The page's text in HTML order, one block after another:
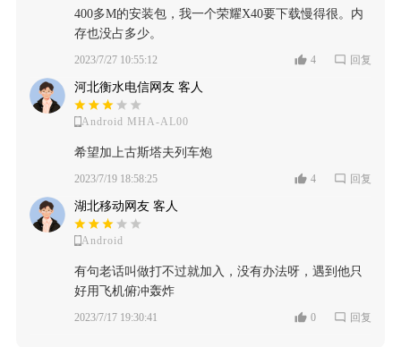
——】⭐️⭐️⭐️ ①·综上所述：要是热爱军迷类手游的玩
家我还是非常推荐游玩的，会给这类玩家带来在其他
军事类型得手游中无法感受到的魅力！要不是军迷类
玩家，我只推荐先试玩一下，在做打算，游戏的整体
优化并没有多高，而且还是那种做的比较low的类型，
再加上“杂七杂八”的问题也不少，最主要的一点就是
趣，但不是军迷类玩家就会对这款游戏感到非常的“枯
燥”与“乏味”，再加上这款游戏的体量并不大，受众面
也不是那种非常广的类型，所以啊，“显而易见”，
《装甲纷争》手游的结局只有“不温不火”这一选项！
单，但也不要忘记了我们自己的血条限制。当然作为
男孩子嘛，我最看重的自然还是坦克方面的多人战
型过于单一，而如今在来体验一下这款军事题材的游
戏，才知道更为专业的坦克大战究竟是什么样子，而
坦克的攻击方式是和很多fps类型抢战游戏有很多的不
同的，首先是一个校准目标的设定，这个就需要玩家
有击中敌人，那么这个空白期就有得玩家受的了。 不
过说了那么多，其实一些还是有比较明显的特点，那
就是操作优化程度上，这个是一个最大的问题，虽然
玩法以及攻击方式以及题材算得上手游目前比较少有
的设计，是游戏在手游市场中占有的最大优势，但是
操作方式不同的问题导致的优化缺陷，这方面在后续
想要的，如果游戏能多从这方面去思考一下还原真实
战役，那么游戏的可玩性就会高很多，甚至是加入战
役的剧情，我觉得如果能做到这个层面，那么游戏一
并不是很难，无非就是根据不同模式，在保证自己安
全的情况下进行防守或进攻。个人感觉在我体验游戏
的过程中，更难的是对载具的掌控能力，以及对地图
的观察的能力。合理利用地图中变化多端的地形在游
戏中尤为重要，而对载具的掌控能力，也决定了你操
作的上限。对于载具的掌控，个人感觉操作起来有点
谈游戏的画面与音乐。 【画面一般】游戏默认的画质
是比较低的，所以在刚开始进入游戏时，我还吓了一
跳，好多地方看起来都是模糊不清的，远处的地方看
起来更像是打了马赛克一样，画质就像好几年前的山
寨游戏一样。后来在设置了调了游戏的画面过后，感
地图场景比较相似的游戏的画质。而且调高了画质
后，手机明显发烫严重了一些很多。并且游戏虽然最
高支持60帧，但在手机发烫限制性能后只跑得了大概
戏的天花板。 这款游戏在画质方面的表现，对于一部
分玩家来说可能是有很大的不足，但是个人觉得就这
乘，无论是在游戏中战场环境的设计和细节描述上都
很大程度上贴近现实。如果非要拿这款游戏的画质和
steam上的某些3A大作相比较，那么我只能说那确实没
有可比性。 在游戏中玩家可以根据自己的喜好选择不
同种类的坦克，装甲车，亦或者战斗轰炸机。战斗道
戏中玩家可以随心所欲对战斗道具进行配件改装，外
形涂装，贴花进行变动亦或是搭配不同类型的弹药，
并且无论是战争载具又或者改装变动全部免费。 在战
斗方面有九种不同类型的模式供玩家自由选择，其中
以7V7和多人联机最受玩家的热爱，毕竟打人机的感觉
远远不如玩家之间斗智斗勇来的痛快。 在操作性上，
熟练掌握，在游戏中玩家不仅需要时刻观察战场情况
400多M的安装包，我一个荣耀X40要下载慢得很。内
存也没占多少。
2023/7/27 10:55:12 4 回复
河北衡水电信网友 客人
Android MHA-AL00
希望加上古斯塔夫列车炮
2023/7/19 18:58:25 4 回复
湖北移动网友 客人
Android
有句老话叫做打不过就加入，没有办法呀，遇到他只
好用飞机俯冲轰炸
2023/7/17 19:30:41 0 回复